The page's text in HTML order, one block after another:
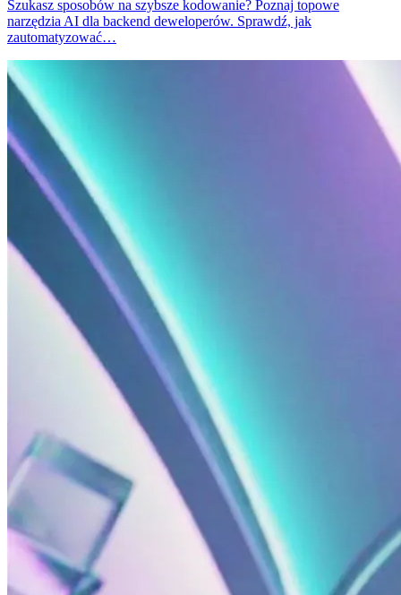
Szukasz sposobów na szybsze kodowanie? Poznaj topowe
narzędzia AI dla backend deweloperów. Sprawdź, jak
zautomatyzować…